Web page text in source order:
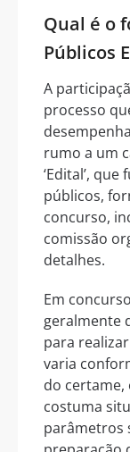
Qual é o
Públicos
A
processo
rumo a um
‘Edital’,
públicos,
concurso,
comissão
detalhes.
Em
geralmente
para
varia
do
costuma
parâmetros